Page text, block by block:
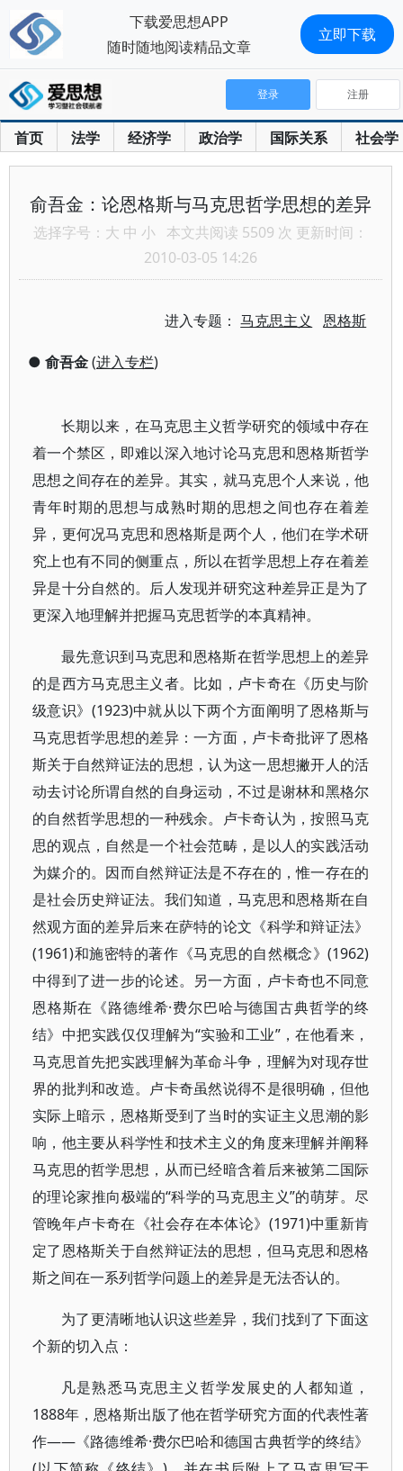
首页 法学 经济学 政治学 国际关系 社会学
登录 注册
俞吾金：论恩格斯与马克思哲学思想的差异
选择字号： 大 中 小 本文共阅读 5509 次 更新时间：
2010-03-05 14:26
进入专题：马克思主义 恩格斯
● 俞吾金(进入专栏)
长期以来，在马克思主义哲学研究的领域中存在
着一个禁区，即难以深入地讨论马克思和恩格斯哲学
思想之间存在的差异。其实，就马克思个人来说，他
青年时期的思想与成熟时期的思想之间也存在着差
异，更何况马克思和恩格斯是两个人，他们在学术研
究上也有不同的侧重点，所以在哲学思想上存在着差
异是十分自然的。后人发现并研究这种差异正是为了
更深入地理解并把握马克思哲学的本真精神。
最先意识到马克思和恩格斯在哲学思想上的差异
的是西方马克思主义者。比如，卢卡奇在《历史与阶
级意识》(1923)中就从以下两个方面阐明了恩格斯与
马克思哲学思想的差异：一方面，卢卡奇批评了恩格
斯关于自然辩证法的思想，认为这一思想撇开人的活
动去讨论所谓自然的自身运动，不过是谢林和黑格尔
的自然哲学思想的一种残余。卢卡奇认为，按照马克
思的观点，自然是一个社会范畴，是以人的实践活动
为媒介的。因而自然辩证法是不存在的，惟一存在的
是社会历史辩证法。我们知道，马克思和恩格斯在自
然观方面的差异后来在萨特的论文《科学和辩证法》
(1961)和施密特的著作《马克思的自然概念》(1962)
中得到了进一步的论述。另一方面，卢卡奇也不同意
恩格斯在《路德维希·费尔巴哈与德国古典哲学的终
结》中把实践仅仅理解为“实验和工业”，在他看来，
马克思首先把实践理解为革命斗争，理解为对现存世
界的批判和改造。卢卡奇虽然说得不是很明确，但他
实际上暗示，恩格斯受到了当时的实证主义思潮的影
响，他主要从科学性和技术主义的角度来理解并阐释
马克思的哲学思想，从而已经暗含着后来被第二国际
的理论家推向极端的“科学的马克思主义”的萌芽。尽
管晚年卢卡奇在《社会存在本体论》(1971)中重新肯
定了恩格斯关于自然辩证法的思想，但马克思和恩格
斯之间在一系列哲学问题上的差异是无法否认的。
为了更清晰地认识这些差异，我们找到了下面这
个新的切入点：
凡是熟悉马克思主义哲学发展史的人都知道，
1888年，恩格斯出版了他在哲学研究方面的代表性著
作——《路德维希·费尔巴哈和德国古典哲学的终结》
下载爱思想APP
随时随地阅读精品文章
立即下载